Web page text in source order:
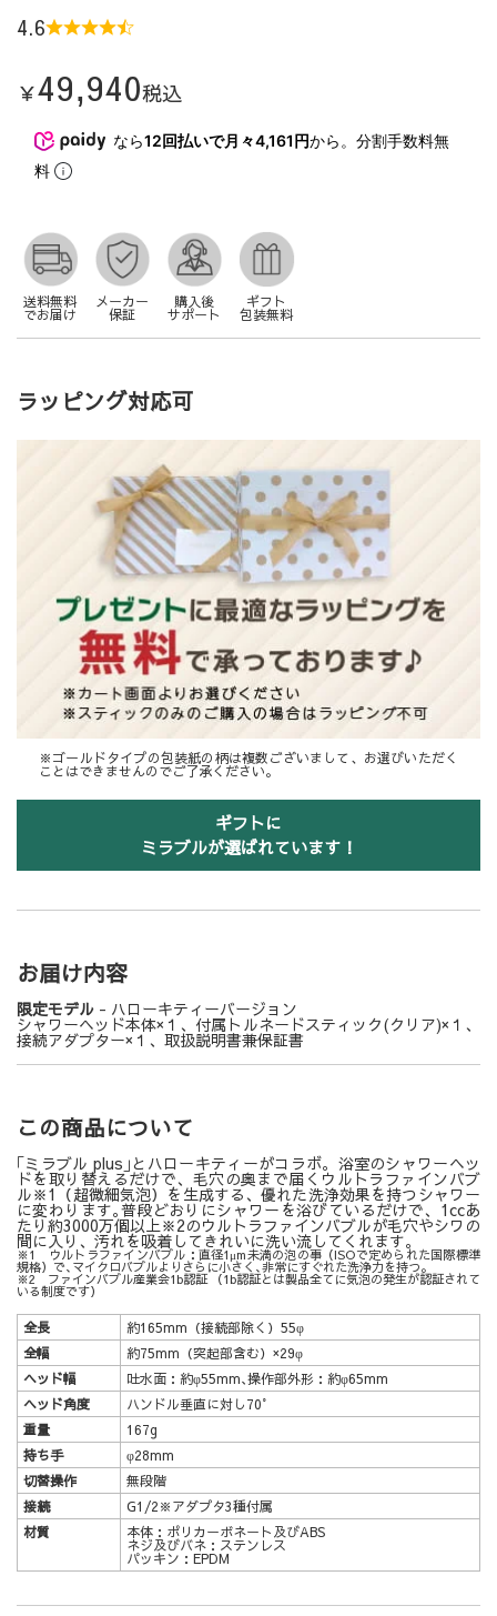
4.6
￥49,940税込
なら12回払いで月々4,161円から。分割手数料無
料
送料無料
でお届け
メーカー
保証
購入後
サポート
ギフト
包装無料
ラッピング対応可
※ゴールドタイプの包装紙の柄は複数ございまして、お選びいただく
ことはできませんのでご了承ください。
ギフトに
ミラブルが選ばれています！
お届け内容
限定モデル - ハローキティーバージョン
シャワーヘッド本体×１、付属トルネードスティック(クリア)×１、
接続アダプター×１、取扱説明書兼保証書
この商品について
｢ミラブル plus｣とハローキティーがコラボ。浴室のシャワーヘッ
ドを取り替えるだけで、毛穴の奥まで届くウルトラファインバブ
ル※1（超微細気泡）を生成する、優れた洗浄効果を持つシャワー
に変わります｡普段どおりにシャワーを浴びているだけで、1ccあ
たり約3000万個以上※2のウルトラファインバブルが毛穴やシワの
間に入り、汚れを吸着してきれいに洗い流してくれます。
※1 ウルトラファインバブル：直径1μm未満の泡の事（ISOで定められた国際標準
規格）で､マイクロバブルよりさらに小さく､非常にすぐれた洗浄力を持つ｡
※2 ファインバブル産業会1b認証 （1b認証とは製品全てに気泡の発生が認証されて
いる制度です）
全長
約165mm（接続部除く）55φ
全幅
約75mm（突起部含む）×29φ
ヘッド幅
吐水面：約φ55mm､操作部外形：約φ65mm
ヘッド角度
ハンドル垂直に対し70°
重量
167g
持ち手
φ28mm
切替操作
無段階
接続
G1/2※アダプタ3種付属
材質
本体：ポリカーボネート及びABS
ネジ及びバネ：ステンレス
パッキン：EPDM